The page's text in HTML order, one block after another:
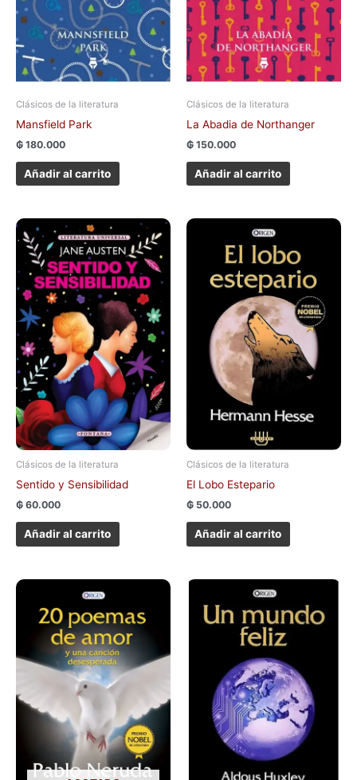
Clásicos de la literatura
Mansfield Park
₲ 180.000
Añadir al carrito
Clásicos de la literatura
La Abadia de Northanger
₲ 150.000
Añadir al carrito
Clásicos de la literatura
Sentido y Sensibilidad
₲ 60.000
Añadir al carrito
Clásicos de la literatura
El Lobo Estepario
₲ 50.000
Añadir al carrito